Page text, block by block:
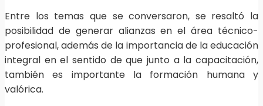
Entre los temas que se conversaron, se resaltó la
posibilidad de generar alianzas en el área técnico-
profesional, además de la importancia de la educación
integral en el sentido de que junto a la capacitación,
también es importante la formación humana y
valórica.